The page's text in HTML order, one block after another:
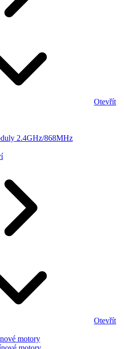
Otevřít
2.4GHz/868MHz
Otevřít
motory